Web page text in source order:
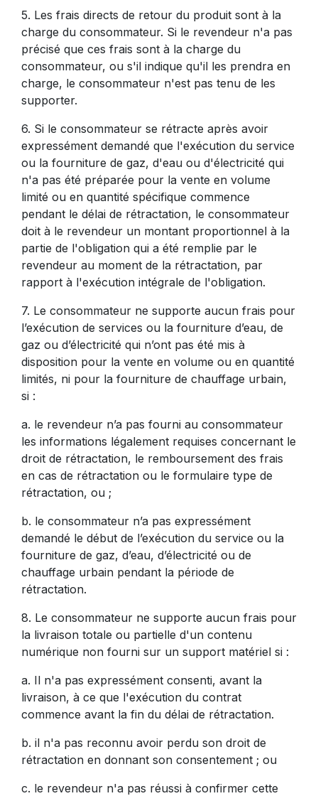
5. Les frais directs de retour du produit sont à la
charge du consommateur. Si le revendeur n'a pas
précisé que ces frais sont à la charge du
consommateur, ou s'il indique qu'il les prendra en
charge, le consommateur n'est pas tenu de les
supporter.
6. Si le consommateur se rétracte après avoir
expressément demandé que l'exécution du service
ou la fourniture de gaz, d'eau ou d'électricité qui
n'a pas été préparée pour la vente en volume
limité ou en quantité spécifique commence
pendant le délai de rétractation, le consommateur
doit à le revendeur un montant proportionnel à la
partie de l'obligation qui a été remplie par le
revendeur au moment de la rétractation, par
rapport à l'exécution intégrale de l'obligation.
7. Le consommateur ne supporte aucun frais pour
l’exécution de services ou la fourniture d’eau, de
gaz ou d’électricité qui n’ont pas été mis à
disposition pour la vente en volume ou en quantité
limités, ni pour la fourniture de chauffage urbain,
si :
a. le revendeur n’a pas fourni au consommateur
les informations légalement requises concernant le
droit de rétractation, le remboursement des frais
en cas de rétractation ou le formulaire type de
rétractation, ou ;
b. le consommateur n’a pas expressément
demandé le début de l’exécution du service ou la
fourniture de gaz, d’eau, d’électricité ou de
chauffage urbain pendant la période de
rétractation.
8. Le consommateur ne supporte aucun frais pour
la livraison totale ou partielle d'un contenu
numérique non fourni sur un support matériel si :
a. Il n'a pas expressément consenti, avant la
livraison, à ce que l'exécution du contrat
commence avant la fin du délai de rétractation.
b. il n'a pas reconnu avoir perdu son droit de
rétractation en donnant son consentement ; ou
c. le revendeur n'a pas réussi à confirmer cette